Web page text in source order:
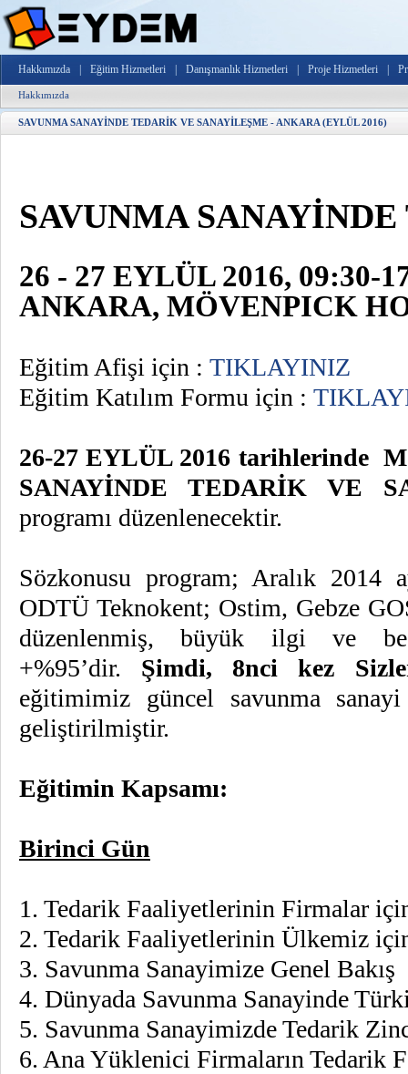
Hakkımızda Eğitim Hizmetleri Danışmanlık Hizmetleri Proje Hizmetleri
Hakkımızda
SAVUNMA SANAYİNDE TEDARİK VE SANAYİLEŞME - ANKARA (EYLÜL 2016)
SAVUNMA
26 - 27 EYLÜL 2016, 09:30-
ANKARA, MÖVENPICK
Eğitim Afişi için : TIKLAYINIZ
Eğitim Katılım Formu için :
26-27 EYLÜL 2016 tarihlerinde
SANAYİNDE TEDARİK VE
programı düzenlenecektir.
Sözkonusu program; Aralık 2014
ODTÜ Teknokent; Ostim, Gebze
düzenlenmiş, büyük ilgi ve
+%95’dir. Şimdi, 8nci kez
eğitimimiz güncel savunma
geliştirilmiştir.
Eğitimin Kapsamı:
Birinci Gün
1. Tedarik Faaliyetlerinin Firmalar
2. Tedarik Faaliyetlerinin
3. Savunma Sanayimize Genel Bakış
4. Dünyada Savunma Sanayinde
5. Savunma Sanayimizde Tedarik
6. Ana Yüklenici Firmaların Tedarik